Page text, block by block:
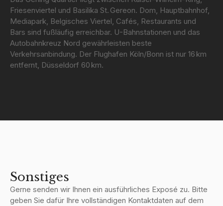
Friesenviertel und Basilika St. Gereon. Dom, Hauptbahnhof,
Mediapark, Belgisches Viertel, Cafés, Restaurants und
Bars sind fußläufig erreichbar. U-Bahnstationen und das
Autobahnkreuz Nord gewährleisten beste
Verkehrsanbindung. Der Flughafen Köln/Bonn ist nur 16 km
entfernt, Düsseldorf 60 km.
Sonstiges
Gerne senden wir Ihnen ein ausführliches Exposé zu. Bitte
geben Sie dafür Ihre vollständigen Kontaktdaten auf dem